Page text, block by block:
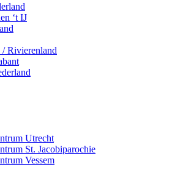
‘t IJ
Rivierenland
Utrecht
St. Jacobiparochie
Vessem